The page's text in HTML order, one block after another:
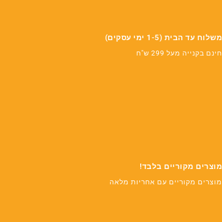
משלוח עד הבית (1-5 ימי עסקים)
חינם בקנייה מעל 299 ש"ח
מוצרים מקוריים בלבד!
מוצרים מקוריים עם אחריות מלאה